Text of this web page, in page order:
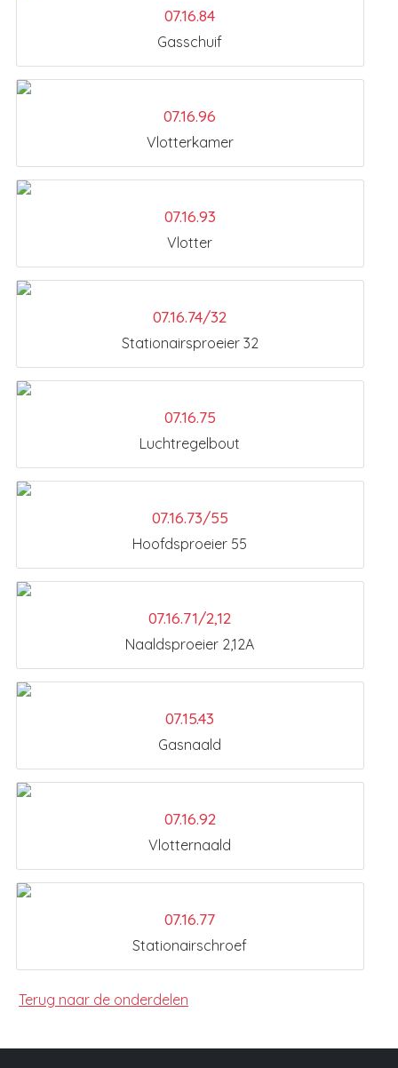
07.16.84
Gasschuif
07.16.96
Vlotterkamer
07.16.93
Vlotter
07.16.74/32
Stationairsproeier 32
07.16.75
Luchtregelbout
07.16.73/55
Hoofdsproeier 55
07.16.71/2,12
Naaldsproeier 2,12A
07.15.43
Gasnaald
07.16.92
Vlotternaald
07.16.77
Stationairschroef
Terug naar de onderdelen